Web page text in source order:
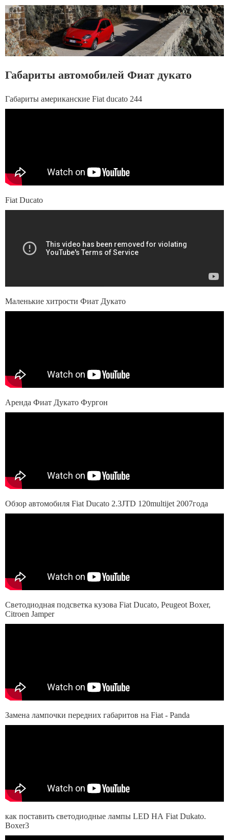
Габариты автомобилей Фиат дукато
Габариты американские Fiat ducato 244
Fiat Ducato
Маленькие хитрости Фиат Дукато
Аренда Фиат Дукато Фургон
Обзор автомобиля Fiat Ducato 2.3JTD 120multijet 2007года
Светодиодная подсветка кузова Fiat Ducato, Peugeot Boxer,
Citroen Jamper
Замена лампочки передних габаритов на Fiat - Panda
как поставить светодиодные лампы LED НА Fiat Dukato.
Boxer3